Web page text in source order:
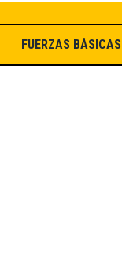
FUERZAS BÁSICAS